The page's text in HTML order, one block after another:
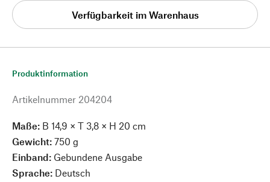
Verfügbarkeit im Warenhaus
Produktinformation
Artikelnummer 204204
Maße: B 14,9 × T 3,8 × H 20 cm
Gewicht: 750 g
Einband: Gebundene Ausgabe
Sprache: Deutsch